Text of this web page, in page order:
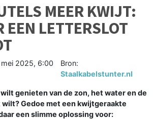
MEER KWIJT:
EEN LETTERSLOT
mei 2025, 6:00
Bron:
Staalkabelstunter.nl
genieten van de zon, het water en de
wilt? Gedoe met een kwijtgeraakte
een slimme oplossing voor: